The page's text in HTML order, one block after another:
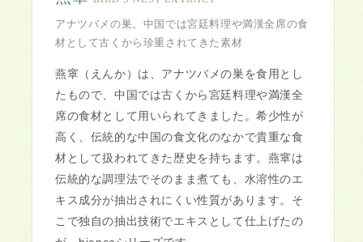
アナツバメの巣。中国では宮廷料理や満漢全席の食
材として古くから珍重されてきた素材
燕窧（えんか）は、アナツバメの巣を食用とし
たもので、中国では古くから宮廷料理や満漢全
席の食材として用いられてきました。希少性が
高く、伝統的な中国の食文化のなかで貴重な食
材として扱われてきた歴史を持ちます。燕窧は
伝統的な調理法でそのまま煮ても、水溶性のエ
キス成分が抽出されにくい性質があります。そ
こで独自の抽出技術でエキスとして仕上げたの